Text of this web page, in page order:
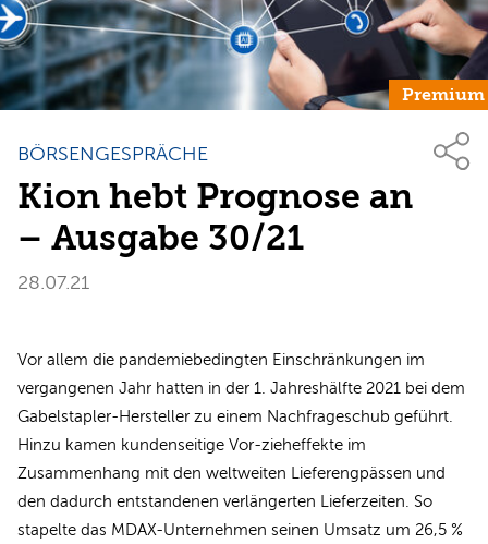
Premium
BÖRSENGESPRÄCHE
Kion hebt Prognose an
– Ausgabe 30/21
28.07.21
Vor allem die pandemiebedingten Einschränkungen im
vergangenen Jahr hatten in der 1. Jahreshälfte 2021 bei dem
Gabelstapler-Hersteller zu einem Nachfrageschub geführt.
Hinzu kamen kundenseitige Vor-zieheffekte im
Zusammenhang mit den weltweiten Lieferengpässen und
den dadurch entstandenen verlängerten Lieferzeiten. So
stapelte das MDAX-Unternehmen seinen Umsatz um 26,5 %